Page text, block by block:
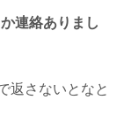
連絡ありまし
返さないとなと